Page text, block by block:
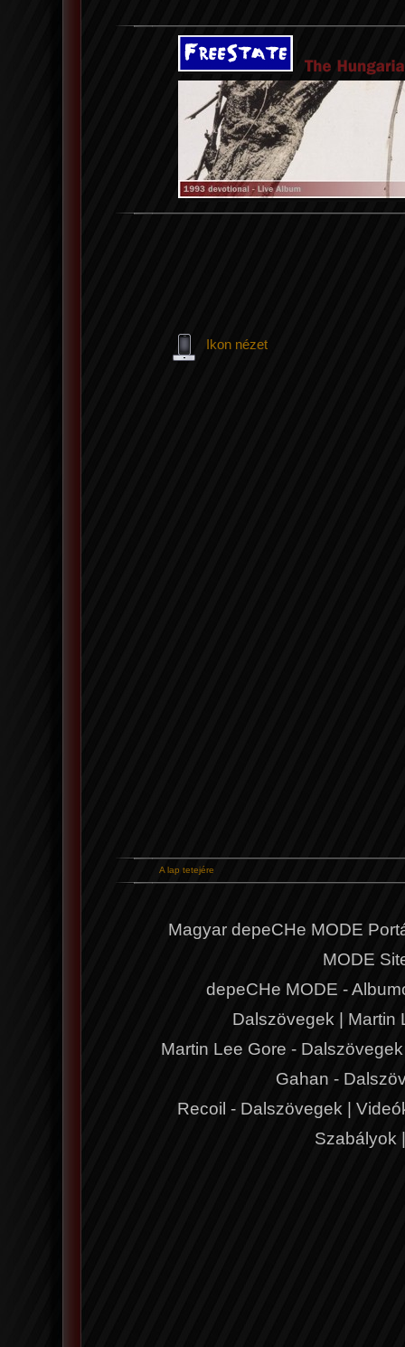
Ikon nézet
A lap tetejére
Magyar depeCHe MODE
MODE
depeCHe MODE -
Dalszövegek
Martin
Martin Lee Gore - Dalszövegek
Gahan -
Recoil - Dalszövegek
Szabályok